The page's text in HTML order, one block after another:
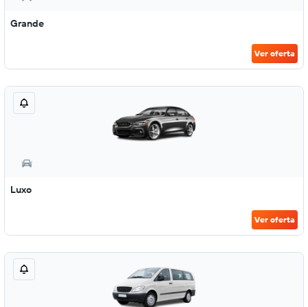
Grande
Ver oferta
Luxo
Ver oferta